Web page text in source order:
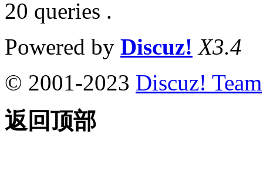
20 queries .
Powered by Discuz! X3.4
© 2001-2023 Discuz! Team
返回顶部